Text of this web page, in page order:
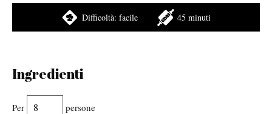
Difficoltà: facile 45 minuti
Ingredienti
Per persone